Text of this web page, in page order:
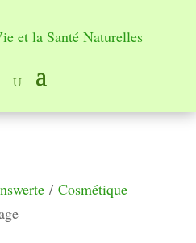
/ Cosmétique